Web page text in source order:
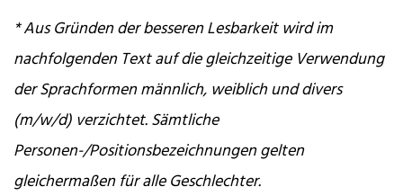
* Aus Gründen der besseren Lesbarkeit wird im
nachfolgenden Text auf die gleichzeitige Verwendung
der Sprachformen männlich, weiblich und divers
(m/w/d) verzichtet. Sämtliche
Personen-/Positionsbezeichnungen gelten
gleichermaßen für alle Geschlechter.